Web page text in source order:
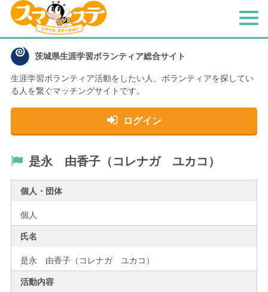
茨城県生涯学習ボランティア総合サイト
生涯学習ボランティア活動をしたい人、 ボランティアを探してい
る人を繋ぐマッチングサイトです。
ログイン
メ
是永 由香子（コレナガ ユカコ）
個人・団体
個人
氏名
是永 由香子（コレナガ ユカコ）
活動内容